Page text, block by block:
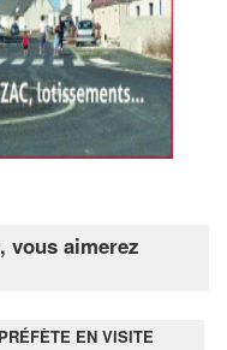
vous aimerez
EN VISITE